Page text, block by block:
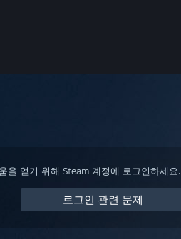
을 얻기 위해 Steam 계정에 로그인하세요.
로그인 관련 문제